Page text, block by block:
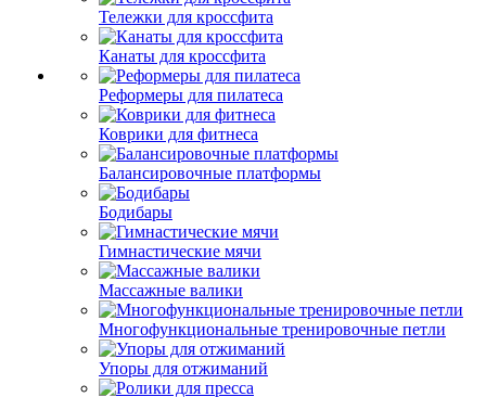
Тележки для кроссфита
Канаты для кроссфита
Реформеры для пилатеса
Коврики для фитнеса
Балансировочные платформы
Бодибары
Гимнастические мячи
Массажные валики
Многофункциональные тренировочные петли
Упоры для отжиманий